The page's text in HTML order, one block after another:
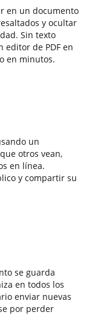
en un documento
y ocultar
Sin texto
editor de PDF en
en minutos.
un
otros vean,
en línea.
y compartir su
se guarda
en todos los
enviar nuevas
por perder